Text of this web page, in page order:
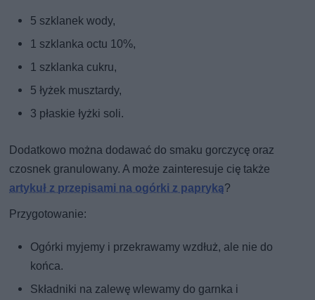
5 szklanek wody,
1 szklanka octu 10%,
1 szklanka cukru,
5 łyżek musztardy,
3 płaskie łyżki soli.
Dodatkowo można dodawać do smaku gorczycę oraz
czosnek granulowany. A może zainteresuje cię także
artykuł z przepisami na ogórki z papryką?
Przygotowanie:
Ogórki myjemy i przekrawamy wzdłuż, ale nie do
końca.
Składniki na zalewę wlewamy do garnka i